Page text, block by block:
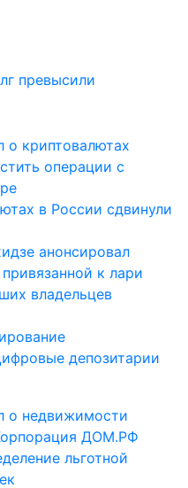
превысили
операции с
в России сдвинули
анонсировал
к лари
владельцев
депозитарии
ДОМ.РФ
льготной